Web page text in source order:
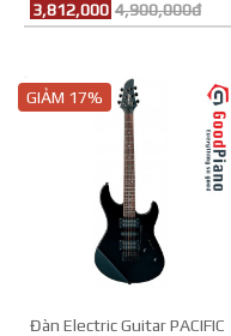
3,812,000 4,900,000đ
GIẢM 17%
Đàn Electric Guitar PACIFIC